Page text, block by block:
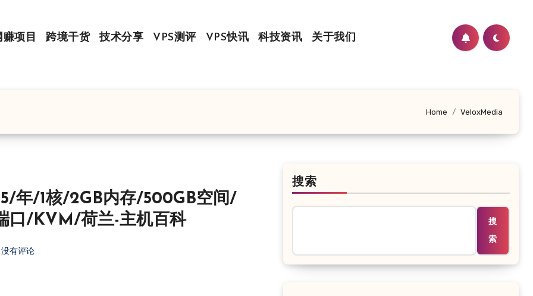
赚项目 跨境干货 技术分享 VPS测评 VPS快讯 科技资讯 关于我们
Home VeloxMedia
年/1核/2GB内存/500GB空间/
口/KVM/荷兰-主机百科
没有评论
搜索
搜
索